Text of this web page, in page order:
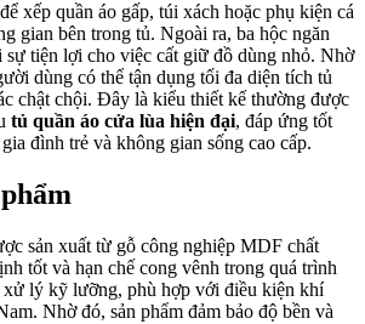
xếp quần áo gấp, túi xách hoặc phụ kiện cá
gian bên trong tủ. Ngoài ra, ba hộc ngăn
sự tiện lợi cho việc cất giữ đồ dùng nhỏ. Nhờ
dùng có thể tận dụng tối đa diện tích tủ
chật chội. Đây là kiểu thiết kế thường được
tủ quần áo cửa lùa hiện đại, đáp ứng tốt
đình trẻ và không gian sống cao cấp.
sản xuất từ gỗ công nghiệp MDF chất
tốt và hạn chế cong vênh trong quá trình
lý kỹ lưỡng, phù hợp với điều kiện khí
Nhờ đó, sản phẩm đảm bảo độ bền và